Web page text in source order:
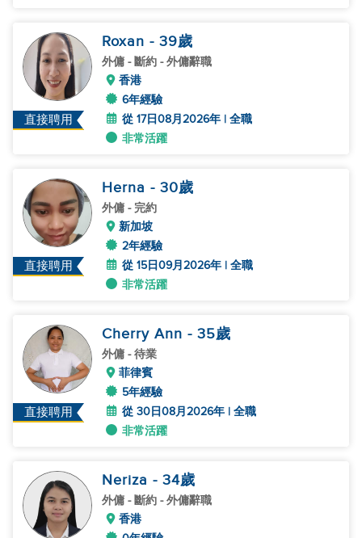
直接聘用
Roxan - 39歲
外傭 - 斷約 - 外傭辭職
香港
6年經驗
從 17日08月2026年 | 全職
非常活躍
直接聘用
Herna - 30歲
外傭 - 完約
新加坡
2年經驗
從 15日09月2026年 | 全職
非常活躍
直接聘用
Cherry Ann - 35歲
外傭 - 待業
菲律賓
5年經驗
從 30日08月2026年 | 全職
非常活躍
Neriza - 34歲
外傭 - 斷約 - 外傭辭職
香港